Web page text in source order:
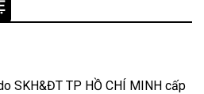
SKH&ĐT TP HỒ CHÍ MINH cấp